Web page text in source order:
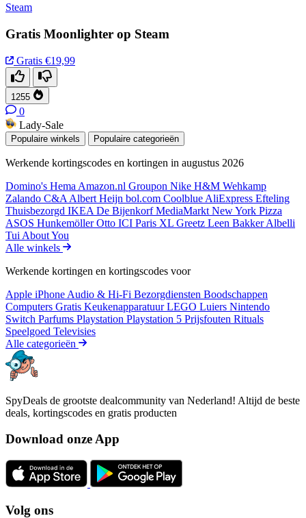
Steam
Gratis Moonlighter op Steam
Gratis €19,99
1255
0
Lady-Sale
Populaire winkels Populaire categorieën
Werkende kortingscodes en kortingen in augustus 2026
Domino's Hema Amazon.nl Groupon Nike H&M Wehkamp
Zalando C&A Albert Heijn bol.com Coolblue AliExpress Efteling
Thuisbezorgd IKEA De BijenkorfMediaMarkt New York Pizza
ASOS HunkemöllerOtto ICI Paris XL Greetz Leen BakkerAlbelli
Tui About You
Alle winkels
Werkende kortingen en kortingscodes voor
Apple iPhone Audio & Hi-Fi Bezorgdiensten Boodschappen
Computers Gratis KeukenapparatuurLEGO Luiers Nintendo
Switch Parfums Playstation Playstation 5 Prijsfouten Rituals
Speelgoed Televisies
Alle categorieën
SpyDeals de grootste dealcommunity van Nederland! Altijd de beste
deals, kortingscodes en gratis producten
Download onze App
Volg ons